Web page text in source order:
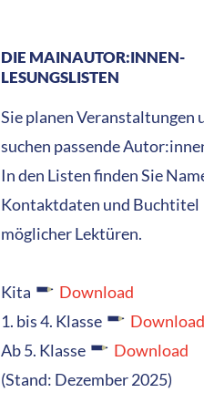
DIE MAINAUTOR:INNEN-
LESUNGSLISTEN
Sie planen Veranstaltungen
suchen passende
In den Listen finden Sie
Kontaktdaten und Buchtitel
möglicher Lektüren.
Kita
Download
1. bis 4. Klasse
Download
Ab 5. Klasse
Download
(Stand: Dezember 2025)